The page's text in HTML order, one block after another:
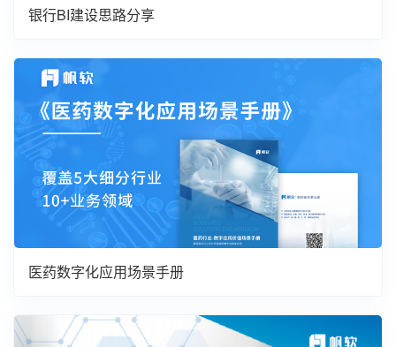
银行BI建设思路分享
医药数字化应用场景手册